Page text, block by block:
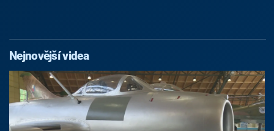
Nejnovější videa